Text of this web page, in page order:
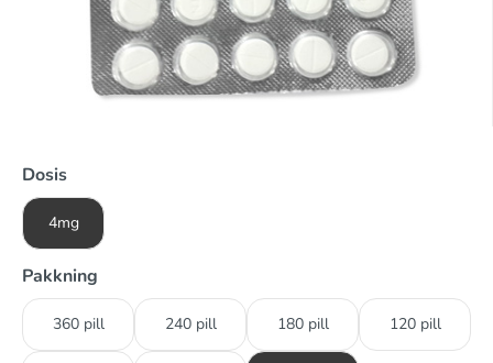
Dosis
4mg
Pakkning
360 pill 240 pill 180 pill 120 pill